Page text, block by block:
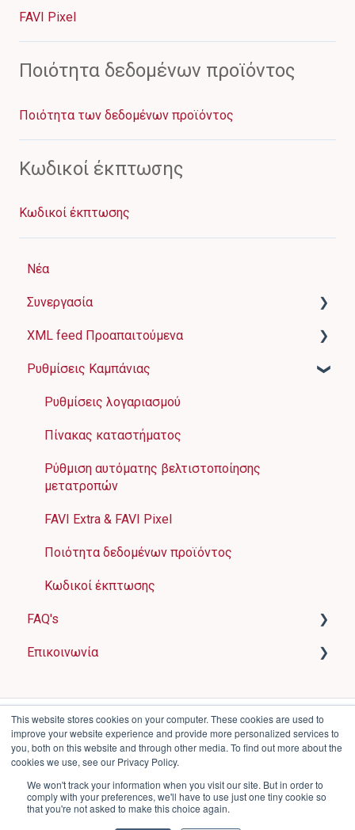
This website stores cookies on your computer. These cookies are used to
improve your website experience and provide more personalized services to
you, both on this website and through other media. To find out more about the
cookies we use, see our Privacy Policy.
We won't track your information when you visit our site. But in order to
comply with your preferences, we'll have to use just one tiny cookie so
that you're not asked to make this choice again.
FAVI Pixel
Ποιότητα δεδομένων προϊόντος
Ποιότητα των δεδομένων προϊόντος
Kωδικοί έκπτωσης
Κωδικοί έκπτωσης
Νέα
Συνεργασία
Πώς λειτουργεί το FAVI?
Προαπαιτούμενα του καταστήματος
Φόρμα Εγγραφής
Τιμολόγηση
Πληρωμή και τιμολόγηση
XML feed Προαπαιτούμενα
Βασικές πληροφορίες
Έννοιες και απαιτήσεις για μεμονωμένα στοιχεία
Παραδείγματα XML feed
Τα πιο συνηθισμένα λάθη
Ρυθμίσεις Καμπάνιας
Ρυθμίσεις λογαριασμού
Πίνακας καταστήματος
Ρύθμιση αυτόματης βελτιστοποίησης
μετατροπών
FAVI Extra & FAVI Pixel
Ποιότητα δεδομένων προϊόντος
Kωδικοί έκπτωσης
FAQ's
Προβολή προϊόντων
Λήξη ή επέκταση συνεργασίας
Διάφορα
Επικοινωνία
Copyright © 2025, FAVI a.s.